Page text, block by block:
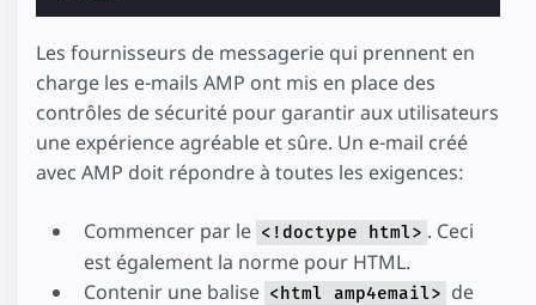
Les fournisseurs de messagerie qui prennent en
charge les e-mails AMP ont mis en place des
contrôles de sécurité pour garantir aux utilisateurs
une expérience agréable et sûre. Un e-mail créé
avec AMP doit répondre à toutes les exigences:
Commencer par le <!doctype html> . Ceci
est également la norme pour HTML.
Contenir une balise <html amp4email> de